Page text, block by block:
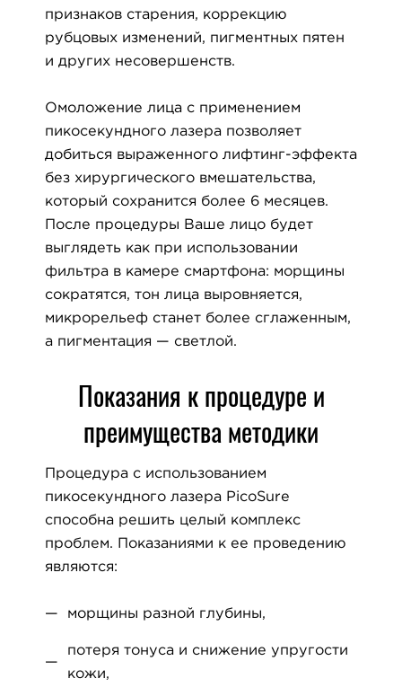
признаков старения, коррекцию
рубцовых изменений, пигментных пятен
и других несовершенств.
Омоложение лица с применением
пикосекундного лазера позволяет
добиться выраженного лифтинг-эффекта
без хирургического вмешательства,
который сохранится более 6 месяцев.
После процедуры Ваше лицо будет
выглядеть как при использовании
фильтра в камере смартфона: морщины
сократятся, тон лица выровняется,
микрорельеф станет более сглаженным,
а пигментация — светлой.
Показания к процедуре и
преимущества методики
Процедура с использованием
пикосекундного лазера PicoSure
способна решить целый комплекс
проблем. Показаниями к ее проведению
являются:
морщины разной глубины,
потеря тонуса и снижение упругости
кожи,